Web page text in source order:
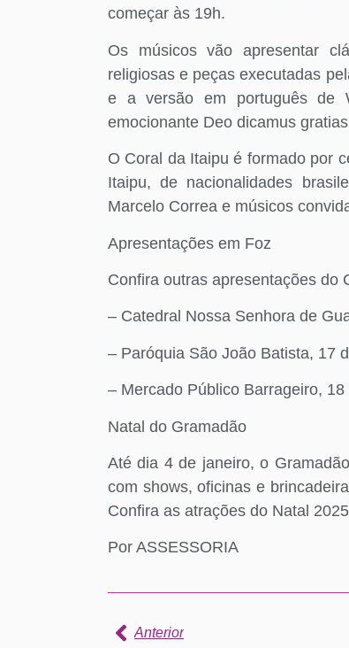
começar às 19h.
Os músicos vão apresentar
religiosas e peças executadas
e a versão em português de
emocionante Deo dicamus
O Coral da Itaipu é formado por
Itaipu, de nacionalidades
Marcelo Correa e músicos
Apresentações em Foz
Confira outras apresentações do
– Catedral Nossa Senhora de
– Paróquia São João Batista, 17
– Mercado Público Barrageiro,
Natal do Gramadão
Até dia 4 de janeiro, o
com shows, oficinas e
Confira as atrações do Natal
Por ASSESSORIA
Anterior